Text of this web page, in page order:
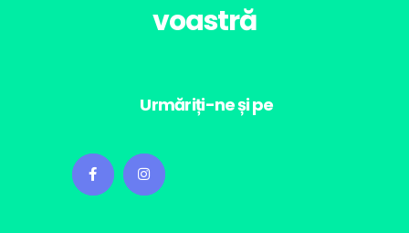
voastră
Urmăriți-ne și pe